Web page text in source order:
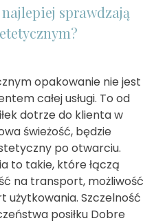
sprawdzają
opakowanie nie jest
całej usługi. To od
dotrze do klienta w
świeżość, będzie
po otwarciu.
to takie, które łączą
na transport, możliwość
użytkowania. Szczelność
posiłku Dobre